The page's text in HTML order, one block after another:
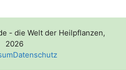
- die Welt der Heilpflanzen,
2026
Datenschutz